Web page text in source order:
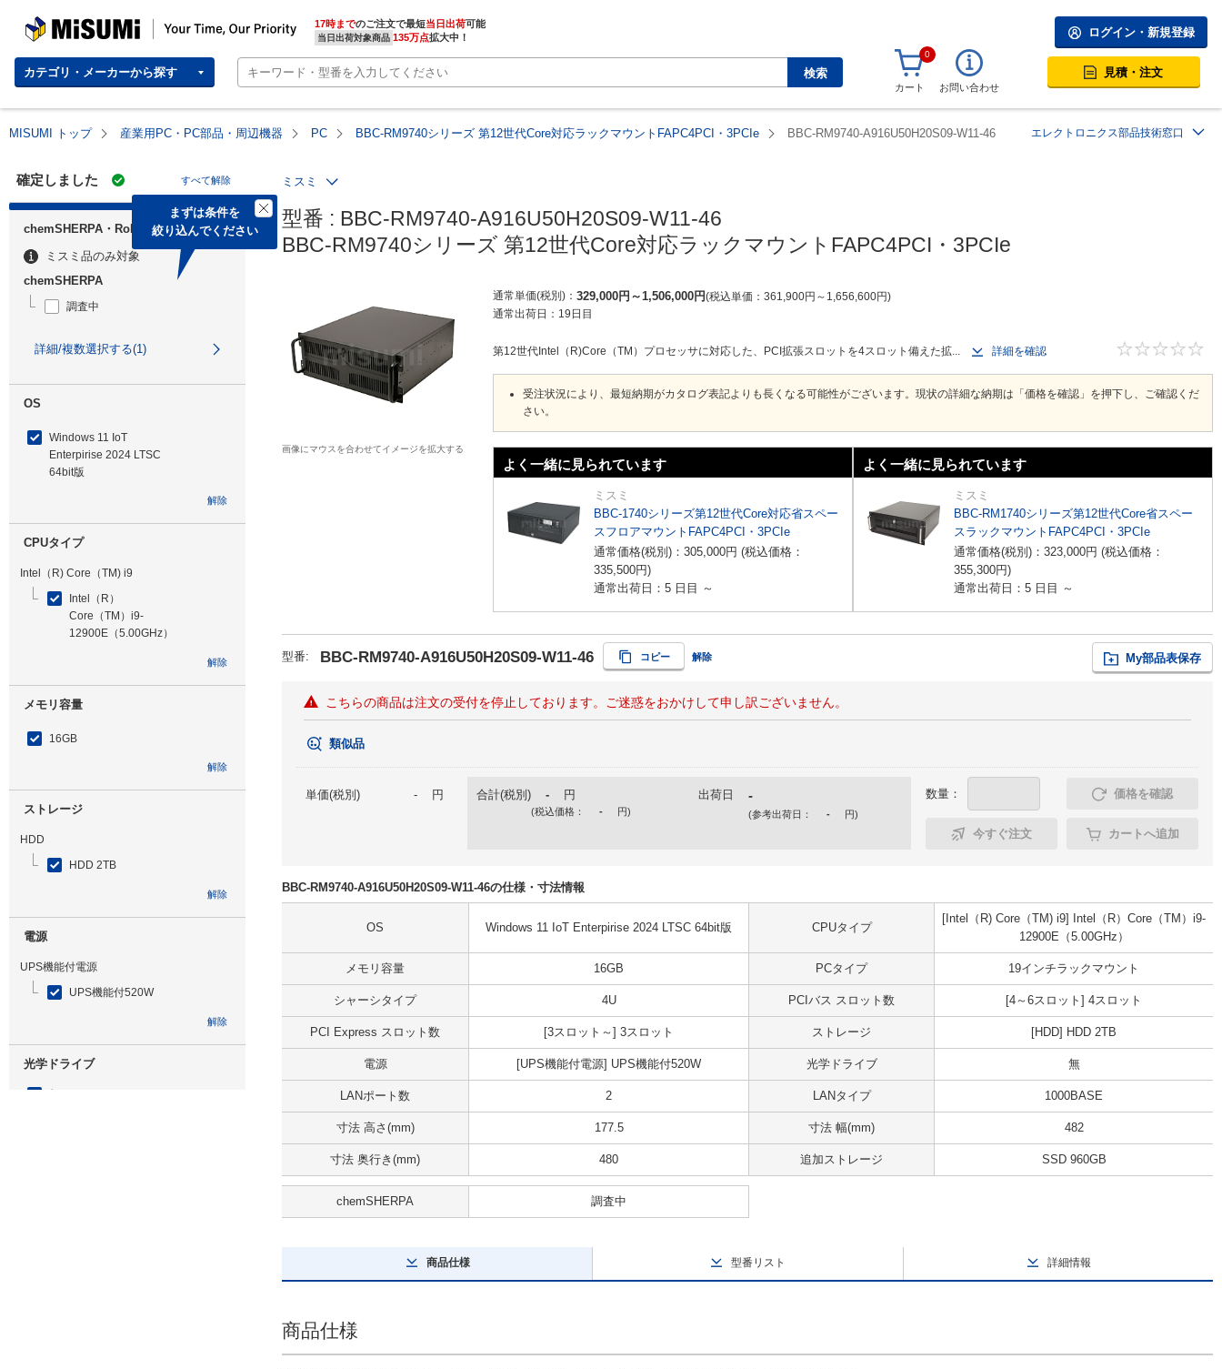
MISUMI | Your Time, Our Priority 17時までのご注文で最短当日出荷
当日出荷対象商品 135万点拡大中！
カテゴリ・メーカーから探す 検索
ログイン・新規登録
0
カート お問い合わせ
見積・注文
MISUMI トップ 産業用PC・PC部品・周辺機器 PC BBC-RM9740シリーズ 第12世代Core対応ラックマウントFAPC4PCI・3PCIe BBC-RM9740-A916U50H20S09-W11-46 エレクトロニクス部品技術窓口
確定しました すべて解除
まずは条件を
絞り込んでください
chemSHERPA・RoHS
ミスミ品のみ対象
chemSHERPA
調査中
詳細/複数選択する(1)
OS
Windows 11 IoT
Enterpirise 2024 LTSC
64bit版
解除
CPUタイプ
Intel（R) Core（TM) i9
Intel（R）
Core（TM）i9-
12900E（5.00GHz）
解除
メモリ容量
16GB
解除
ストレージ
HDD
HDD 2TB
解除
電源
UPS機能付電源
UPS機能付520W
解除
光学ドライブ
無
ミスミ
型番 : BBC-RM9740-A916U50H20S09-W11-46
BBC-RM9740シリーズ 第12世代Core対応ラックマウントFAPC4PCI・3PCIe
画像にマウスを合わせてイメージを拡大する
通常単価(税別) 329,000円 ～1,506,000円 税込単価 361,900円 ～ 1,656,600円
通常出荷日： 19日目
第12世代Intel（R)Core（TM）プロセッサに対応した、PCI拡張スロットを4スロット備えた拡... 詳細を確認
受注状況により、最短納期がカタログ表記よりも長くなる可能性がございます。現状の詳細な納期は「価格を確認」を押下し、ご確認くだ
さい。
よく一緒に見られています
ミスミ
BBC-1740シリーズ第12世代Core対応省スペー
スフロアマウントFAPC4PCI・3PCIe
通常価格(税別)： 305,000円 (税込価格：
335,500円)
通常出荷日：5 日目 ～
よく一緒に見られています
ミスミ
BBC-RM1740シリーズ第12世代Core省スペー
スラックマウントFAPC4PCI・3PCIe
通常価格(税別)： 323,000円 (税込価格：
355,300円)
通常出荷日：5 日目 ～
型番: BBC-RM9740-A916U50H20S09-W11-46 コピー 解除 My部品表保存
こちらの商品は注文の受付を停止しております。ご迷惑をおかけして申し訳ございません。
類似品
単価(税別) - 円 合計(税別) - 円
(税込価格： - 円)
出荷日 -
(参考出荷日： - 円)
数量： 価格を確認
今すぐ注文 カートへ追加
BBC-RM9740-A916U50H20S09-W11-46の仕様・寸法情報
OS Windows 11 IoT Enterpirise 2024 LTSC 64bit版 CPUタイプ
[Intel（R) Core（TM) i9] Intel（R）Core（TM）i9-
12900E（5.00GHz）
メモリ容量 16GB PCタイプ 19インチラックマウント
シャーシタイプ 4U PCIバス スロット数 [4～6スロット] 4スロット
PCI Express スロット数 [3スロット～] 3スロット ストレージ [HDD] HDD 2TB
電源 [UPS機能付電源] UPS機能付520W 光学ドライブ 無
LANポート数 2 LANタイプ 1000BASE
寸法 高さ(mm) 177.5 寸法 幅(mm) 482
寸法 奥行き(mm) 480 追加ストレージ SSD 960GB
chemSHERPA 調査中
商品仕様 型番リスト 詳細情報
商品仕様